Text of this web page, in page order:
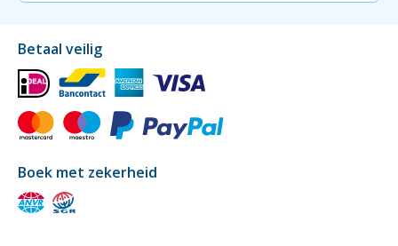
Betaal veilig
Boek met zekerheid